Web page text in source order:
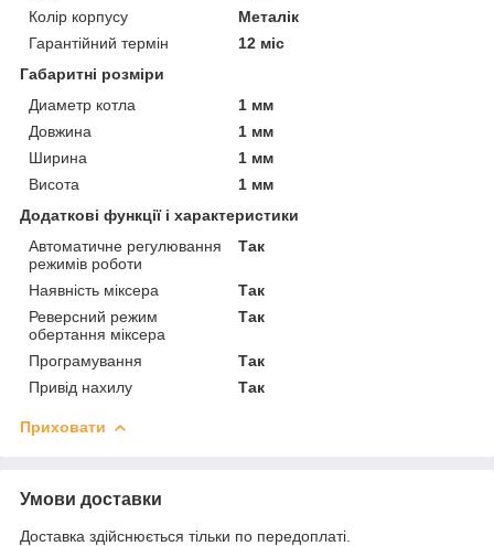
Колір корпусу
Металік
Гарантійний термін
12 міс
Габаритні розміри
Диаметр котла
1 мм
Довжина
1 мм
Ширина
1 мм
Висота
1 мм
Додаткові функції і характеристики
Автоматичне регулювання
режимів роботи
Так
Наявність міксера
Так
Реверсний режим
обертання міксера
Так
Програмування
Так
Привід нахилу
Так
Приховати
Умови доставки
Доставка здійснюється тільки по передоплаті.